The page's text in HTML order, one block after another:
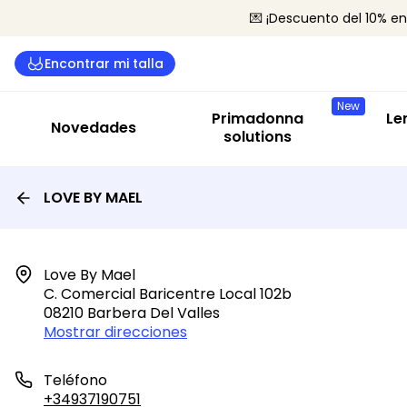
💌 ¡Descuento del 10%
Encontrar mi talla
Novedades
New
Primadonna
solutions
LOVE BY MAEL
Love By Mael
C. Comercial Baricentre Local 102b
08210 Barbera Del Valles
Mostrar direcciones
Teléfono
+34937190751